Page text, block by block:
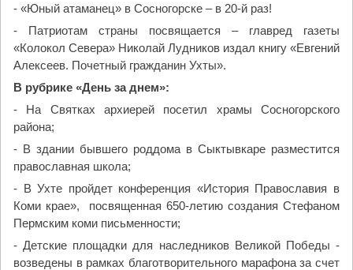
- «Юный атаманец» в Сосногорске – в 20-й раз!
- Патриотам страны посвящается – главред газеты
«Колокол Севера» Николай Лудников издал книгу «Евгений
Алексеев. Почетный гражданин Ухты».
В рубрике «День за днем»:
- На Святках архиерей посетил храмы Сосногорского
района;
- В здании бывшего роддома в Сыктывкаре разместится
православная школа;
- В Ухте пройдет конференция «История Православия в
Коми крае», посвященная 650-летию создания Стефаном
Пермским коми письменности;
- Детские площадки для наследников Великой Победы -
возведены в рамках благотворительного марафона за счет